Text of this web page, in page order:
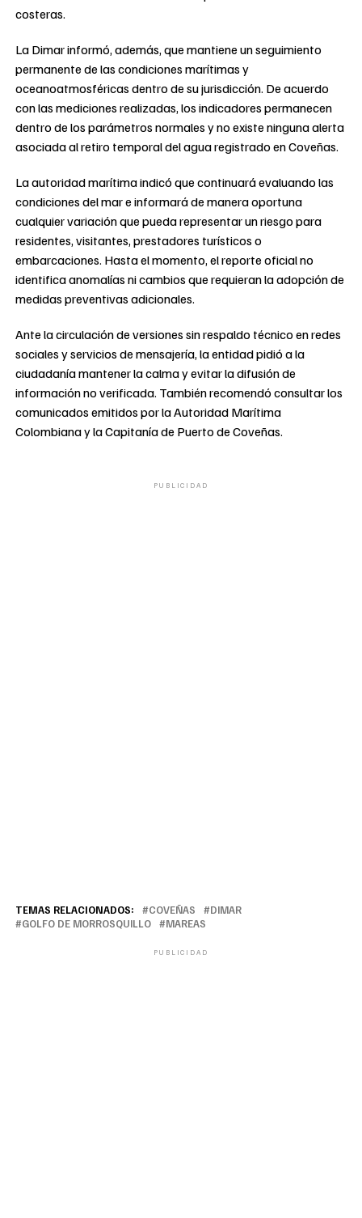
costeras.
La Dimar informó, además, que mantiene un seguimiento
permanente de las condiciones marítimas y
oceanoatmosféricas dentro de su jurisdicción. De acuerdo
con las mediciones realizadas, los indicadores permanecen
dentro de los parámetros normales y no existe ninguna alerta
asociada al retiro temporal del agua registrado en Coveñas.
La autoridad marítima indicó que continuará evaluando las
condiciones del mar e informará de manera oportuna
cualquier variación que pueda representar un riesgo para
residentes, visitantes, prestadores turísticos o
embarcaciones. Hasta el momento, el reporte oficial no
identifica anomalías ni cambios que requieran la adopción de
medidas preventivas adicionales.
Ante la circulación de versiones sin respaldo técnico en redes
sociales y servicios de mensajería, la entidad pidió a la
ciudadanía mantener la calma y evitar la difusión de
información no verificada. También recomendó consultar los
comunicados emitidos por la Autoridad Marítima
Colombiana y la Capitanía de Puerto de Coveñas.
PUBLICIDAD
TEMAS RELACIONADOS: COVEÑAS
DIMAR
GOLFO DE MORROSQUILLO
MAREAS
PUBLICIDAD